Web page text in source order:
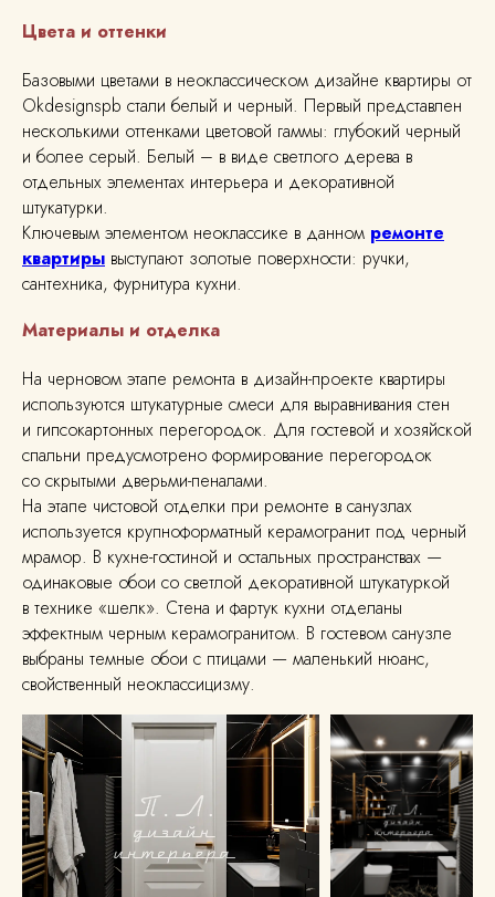
Цвета и оттенки
Базовыми цветами в неоклассическом дизайне квартиры от
Okdesignspb стали белый и черный. Первый представлен
несколькими оттенками цветовой гаммы: глубокий черный
и более серый. Белый – в виде светлого дерева в
отдельных элементах интерьера и декоративной
штукатурки.
Ключевым элементом неоклассике в данном ремонте
квартиры выступают золотые поверхности: ручки,
сантехника, фурнитура кухни.
Материалы и отделка
На черновом этапе ремонта в дизайн-проекте квартиры
используются штукатурные смеси для выравнивания стен
и гипсокартонных перегородок. Для гостевой и хозяйской
спальни предусмотрено формирование перегородок
со скрытыми дверьми-пеналами.
На этапе чистовой отделки при ремонте в санузлах
используется крупноформатный керамогранит под черный
мрамор. В кухне-гостиной и остальных пространствах —
одинаковые обои со светлой декоративной штукатуркой
в технике «шелк». Стена и фартук кухни отделаны
эффектным черным керамогранитом. В гостевом санузле
выбраны темные обои с птицами — маленький нюанс,
свойственный неоклассицизму.